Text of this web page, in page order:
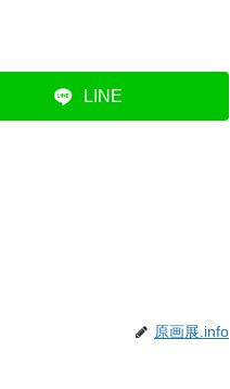
LINE
原画展.info